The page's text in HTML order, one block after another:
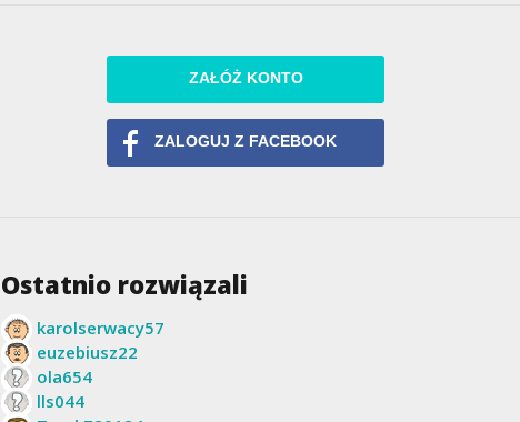
ZAŁÓŻ KONTO
ZALOGUJ Z FACEBOOK
Ostatnio rozwiązali
karolserwacy57
euzebiusz22
ola654
lls044